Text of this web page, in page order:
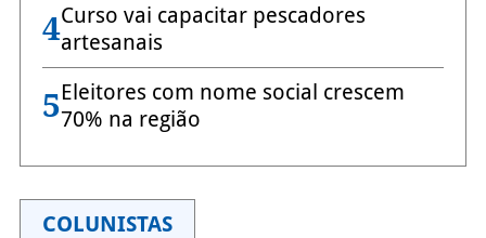
4Curso vai capacitar pescadores
artesanais
5Eleitores com nome social crescem
70% na região
COLUNISTAS